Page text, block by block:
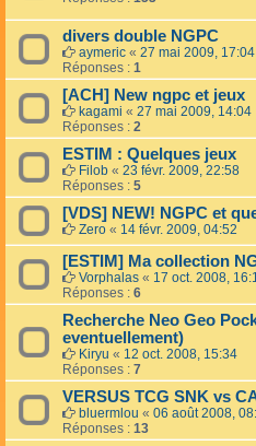
divers double NGPC
aymeric « 27 mai 2009, 17:04
Réponses : 1
[ACH] New ngpc et jeux
kagami « 27 mai 2009, 14:04
Réponses : 2
ESTIM : Quelques jeux
Filob « 23 févr. 2009, 22:58
Réponses : 5
[VDS] NEW! NGPC et
Zero « 14 févr. 2009, 04:52
[ESTIM] Ma collection
Vorphalas « 17 oct. 2008,
Réponses : 6
Recherche Neo Geo
eventuellement)
Kiryu « 12 oct. 2008, 15:34
Réponses : 7
VERSUS TCG SNK vs
bluermlou « 06 août 2008,
Réponses : 13